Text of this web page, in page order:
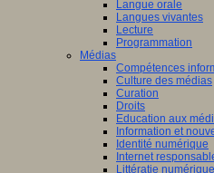
Langue orale
Langues vivantes
Lecture
Programmation
Médias
Compétences
Culture des médias
Curation
Droits
Education aux
Information et
Identité numérique
Internet
Littératie numérique